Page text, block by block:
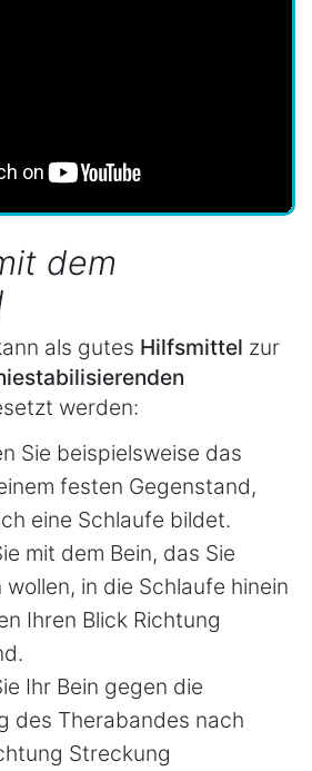
dem
als gutes Hilfsmittel zur
werden:
Sie beispielsweise das
festen Gegenstand,
eine Schlaufe bildet.
mit dem Bein, das Sie
in die Schlaufe hinein
Ihren Blick Richtung
Ihr Bein gegen die
des Therabandes nach
Streckung